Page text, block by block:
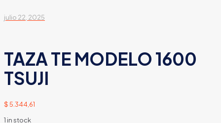
julio 22, 2025
TAZA TE MODELO 1600
TSUJI
$5.344,61
1 in stock